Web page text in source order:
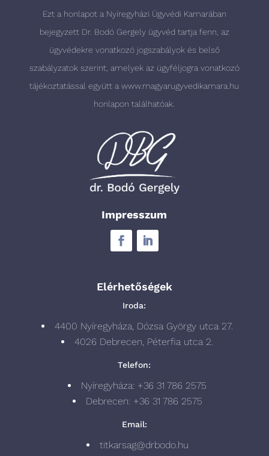
Ezt a honlapot a Nyíregyházi Ügyvédi Kamarában
bejegyzett Dr. Bodó Gergely ügyvéd tartja fenn, az
ügyvédekre vonatkozó jogszabályok és belső
szabályzatok szerint, amelyek az ügyféljogra vonatkozó
tájékoztatással együtt awww.magyarugyvedikamara.hu
honlapon találhatóak.
Impresszum
Elérhetőségek
Iroda:
4400 Nyíregyháza, Dózsa György utca 27.
4026 Debrecen, Péterfia utca 2.
Telefon:
Nyíregyháza: +36 31 786 2575
Debrecen: +36 31 786 2575
Email:
titkarsag@drbodo.hu